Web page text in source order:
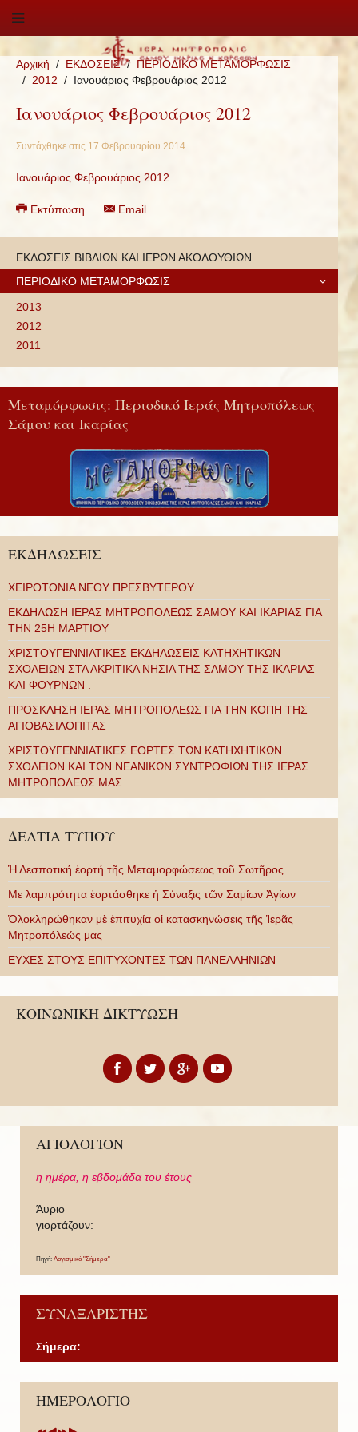
Αρχική ΕΚΔΟΣΕΙΣ
ΠΕΡΙΟΔΙΚΟ ΜΕΤΑΜΟΡΦΩΣΙΣ
2012
Ιανουάριος Φεβρουάριος 2012
Ιανουάριος Φεβρουάριος 2012
Συντάχθηκε στις 17 Φεβρουαρίου 2014.
Ιανουάριος Φεβρουάριος 2012
Εκτύπωση Email
ΕΚΔΟΣΕΙΣ ΒΙΒΛΙΩΝ ΚΑΙ ΙΕΡΩΝ ΑΚΟΛΟΥΘΙΩΝ
ΠΕΡΙΟΔΙΚΟ ΜΕΤΑΜΟΡΦΩΣΙΣ
2013
2012
2011
Μεταμόρφωσις: Περιοδικό Ιεράς Μητροπόλεως
Σάμου και Ικαρίας
ΕΚΔΗΛΩΣΕΙΣ
ΧΕΙΡΟΤΟΝΙΑ ΝΕΟΥ ΠΡΕΣΒΥΤΕΡΟΥ
ΕΚΔΗΛΩΣΗ ΙΕΡΑΣ ΜΗΤΡΟΠΟΛΕΩΣ ΣΑΜΟΥ ΚΑΙ ΙΚΑΡΙΑΣ ΓΙΑ
ΤΗΝ 25Η ΜΑΡΤΙΟΥ
ΧΡΙΣΤΟΥΓΕΝΝΙΑΤΙΚΕΣ ΕΚΔΗΛΩΣΕΙΣ ΚΑΤΗΧΗΤΙΚΩΝ
ΣΧΟΛΕΙΩΝ ΣΤΑ ΑΚΡΙΤΙΚΑ ΝΗΣΙΑ ΤΗΣ ΣΑΜΟΥ ΤΗΣ ΙΚΑΡΙΑΣ
ΚΑΙ ΦΟΥΡΝΩΝ .
ΠΡΟΣΚΛΗΣΗ ΙΕΡΑΣ ΜΗΤΡΟΠΟΛΕΩΣ ΓΙΑ ΤΗΝ ΚΟΠΗ ΤΗΣ
ΑΓΙΟΒΑΣΙΛΟΠΙΤΑΣ
ΧΡΙΣΤΟΥΓΕΝΝΙΑΤΙΚΕΣ ΕΟΡΤΕΣ ΤΩΝ ΚΑΤΗΧΗΤΙΚΩΝ
ΣΧΟΛΕΙΩΝ ΚΑΙ ΤΩΝ ΝΕΑΝΙΚΩΝ ΣΥΝΤΡΟΦΙΩΝ ΤΗΣ ΙΕΡΑΣ
ΜΗΤΡΟΠΟΛΕΩΣ ΜΑΣ.
ΔΕΛΤΙΑ ΤΥΠΟΥ
Ἡ Δεσποτική ἑορτή τῆς Μεταμορφώσεως τοῦ Σωτῆρος
Με λαμπρότητα ἑορτάσθηκε ἡ Σύναξις τῶν Σαμίων Ἁγίων
Ὁλοκληρώθηκαν μὲ ἐπιτυχία οἱ κατασκηνώσεις τῆς Ἱερᾶς
Μητροπόλεώς μας
ΕΥΧΕΣ ΣΤΟΥΣ ΕΠΙΤΥΧΟΝΤΕΣ ΤΩΝ ΠΑΝΕΛΛΗΝΙΩΝ
ΚΟΙΝΩΝΙΚΗ ΔΙΚΤΥΩΣΗ
ΑΓΙΟΛΟΓΙΟΝ
η ημέρα, η εβδομάδα του έτους
Άυριο
γιορτάζουν:
Πηγή: Λογισμικό "Σήμερα"
ΣΥΝΑΞΑΡΙΣΤΗΣ
Σήμερα:
ΗΜΕΡΟΛΟΓΙΟ
P
r
P
r
N
e
N
e